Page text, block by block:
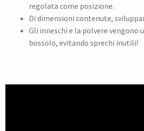
regolata come posizione.
Di dimensioni contenute,
Gli inneschi e la polvere vengono
bossolo, evitando sprechi inutili!